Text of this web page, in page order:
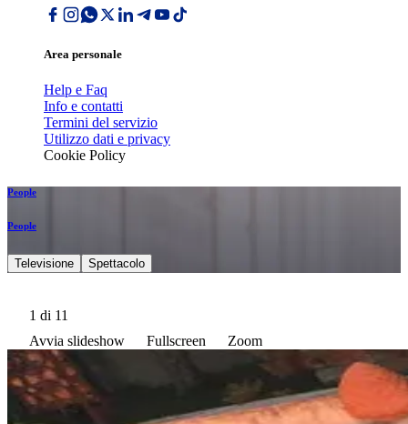
Area personale
Help e Faq
Info e contatti
Termini del servizio
Utilizzo dati e privacy
Cookie Policy
People
People
Televisione Spettacolo
1 di 11
Avvia slideshow
Fullscreen Zoom